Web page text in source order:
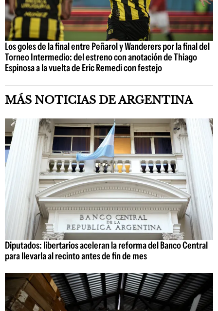
Los goles de la final entre Peñarol y Wanderers por la final del
Torneo Intermedio: del estreno con anotación de Thiago
Espinosa a la vuelta de Eric Remedi con festejo
MÁS NOTICIAS DE ARGENTINA
Diputados: libertarios aceleran la reforma del Banco Central
para llevarla al recinto antes de fin de mes